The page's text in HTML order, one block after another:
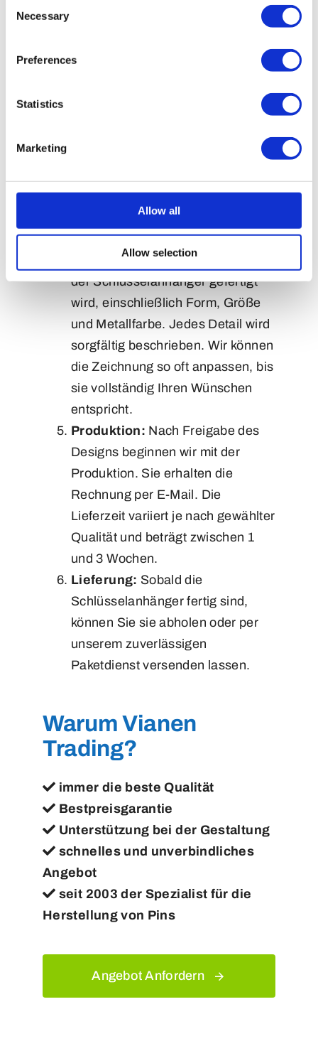
Selection
Necessary
Preferences
Statistics
Marketing
Allow all
Allow selection
Ihnen eine detaillierte Beratung
nächste Schritt ist die Erstellung
einer technischen Zeichnung.
Diese detaillierte Darstellung gibt
Ihnen ein genaues Bild davon, wie
der Schlüsselanhänger gefertigt
wird, einschließlich Form, Größe
und Metallfarbe. Jedes Detail wird
sorgfältig beschrieben. Wir können
die Zeichnung so oft anpassen, bis
sie vollständig Ihren Wünschen
entspricht.
Produktion: Nach Freigabe des
Designs beginnen wir mit der
Produktion. Sie erhalten die
Rechnung per E-Mail. Die
Lieferzeit variiert je nach gewählter
Qualität und beträgt zwischen 1
und 3 Wochen.
Lieferung: Sobald die
Schlüsselanhänger fertig sind,
können Sie sie abholen oder per
unserem zuverlässigen
Paketdienst versenden lassen.
Warum Vianen
Trading?
immer die beste Qualität
Bestpreisgarantie
Unterstützung bei der Gestaltung
schnelles und unverbindliches
Angebot
seit 2003 der Spezialist für die
Herstellung von Pins
Angebot Anfordern